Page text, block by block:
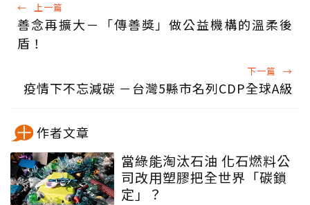
← 上一篇
善念再擴大－「傳善獎」做公益機構的溫柔後
盾！
下一篇 →
疫情下不忘減碳 －台灣5縣市名列CDP全球A級
作者文章
當綠能淘汰石油 化石燃料公
司改用塑膠把全世界「碳鎖
定」？